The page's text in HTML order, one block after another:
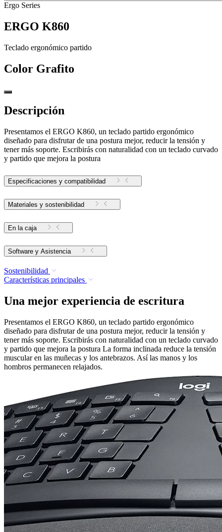
Ergo Series
ERGO K860
Teclado ergonómico partido
Color Grafito
Descripción
Presentamos el ERGO K860, un teclado partido ergonómico
diseñado para disfrutar de una postura mejor, reducir la tensión y
tener más soporte. Escribirás con naturalidad con un teclado curvado
y partido que mejora la postura
Especificaciones y compatibilidad
Materiales y sostenibilidad
En la caja
Software y Asistencia
Sostenibilidad
Características principales
Una mejor experiencia de escritura
Presentamos el ERGO K860, un teclado partido ergonómico
diseñado para disfrutar de una postura mejor, reducir la tensión y
tener más soporte. Escribirás con naturalidad con un teclado curvado
y partido que mejora la postura La forma inclinada reduce la tensión
muscular en las muñecas y los antebrazos. Así las manos y los
hombros permanecen relajados.